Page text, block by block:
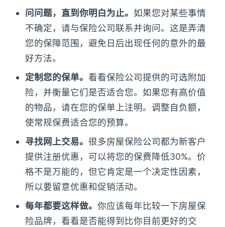
问问题，直到你明白为止。 如果您对某些事情
不确定，请与保险公司联系并询问。这是弄清
您的保障范围，避免日后出现任何的意外的最
好方法。
定制您的保单。 看看保险公司提供的可选附加
险，并衡量它们是否适合您。如果您有高价值
的物品，请在您的保单上注明。调整自负额，
使常规保费适合您的预算。
寻找网上交易。 很多房屋保险公司都为新客户
提供注册优惠，可以将您的保费降低30%。价
格不是万能的，但它肯定是一个决定性因素，
所以要留意优惠和促销活动。
每年都要这样做。 你应该每年比较一下房屋保
险品牌，看看是否能得到比你目前更好的交